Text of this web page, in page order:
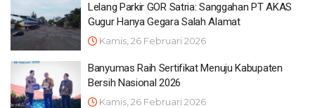
Lelang Parkir GOR Satria: Sanggahan PT AKAS
Gugur Hanya Gegara Salah Alamat
Kamis, 26 Februari 2026
Banyumas Raih Sertifikat Menuju Kabupaten
Bersih Nasional 2026
Kamis, 26 Februari 2026